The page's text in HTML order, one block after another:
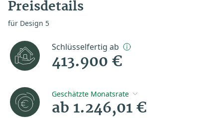
Preisdetails
für Design 5
Schlüsselfertig ab
413.900 €
Geschätzte Monatsrate
ab 1.246,01 €